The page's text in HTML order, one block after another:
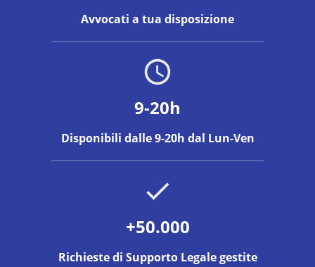
Avvocati a tua disposizione
9-20h
Disponibili dalle 9-20h dal Lun-Ven
+50.000
Richieste di Supporto Legale gestite